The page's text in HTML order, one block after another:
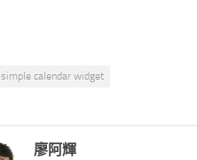
simple calendar widget
廖阿輝